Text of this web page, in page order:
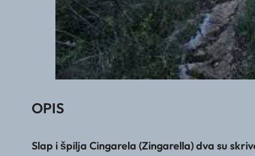
OPIS
Slap i špilja Cingarela (Zingarella) dva su